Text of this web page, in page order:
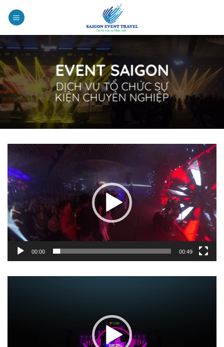
đến
nội
dung
EVENT SAIGON
DỊCH VỤ TỔ CHỨC SỰ
KIỆN CHUYÊN NGHIỆP
Trình
Video
00:00 00:49